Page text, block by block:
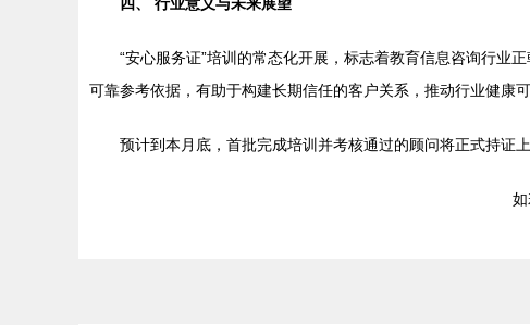
“安心服务证”培训的常态化开展，标志着教育信息咨询行业
可靠参考依据，有助于构建长期信任的客户关系，推动行业健康可
预计到本月底，首批完成培训并考核通过的顾问将正式持证